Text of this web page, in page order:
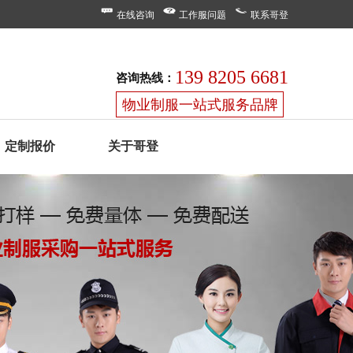
在线咨询 工作服问题 联系哥登
咨询热线： 139 8205 6681
物业制服一站式服务品牌
定制报价 关于哥登